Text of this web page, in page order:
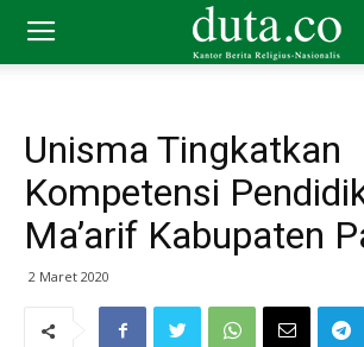
Unisma Tingkatkan
Kompetensi
Ma’arif Kabupaten
2 Maret 2020